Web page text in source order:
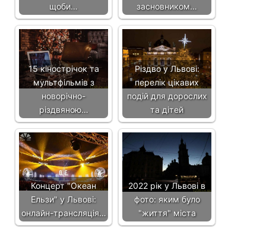
щоби…
засновником…
15 кінострічок та
мультфільмів з
новорічно-
різдвяною…
Різдво у Львові:
перелік цікавих
подій для дорослих
та дітей
Концерт "Океан
Ельзи" у Львові:
онлайн-трансляція…
2022 рік у Львові в
фото: яким було
"життя" міста